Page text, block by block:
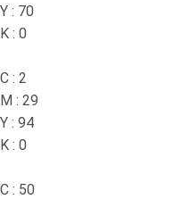
Y : 70
K : 0
C : 2
M : 29
Y : 94
K : 0
C : 50